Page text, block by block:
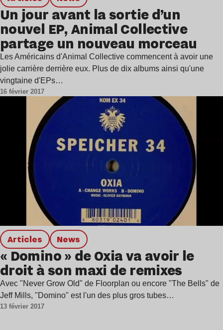
Un jour avant la sortie d’un
nouvel EP, Animal Collective
partage un nouveau morceau
Les Américains d'Animal Collective commencent à avoir une
jolie carrière derrière eux. Plus de dix albums ainsi qu'une
vingtaine d'EPs…
16 février 2017
Articles news
« Domino » de Oxia va avoir le
droit à son maxi de remixes
Avec "Never Grow Old" de Floorplan ou encore "The Bells" de
Jeff Mills, "Domino" est l'un des plus gros tubes…
13 février 2017